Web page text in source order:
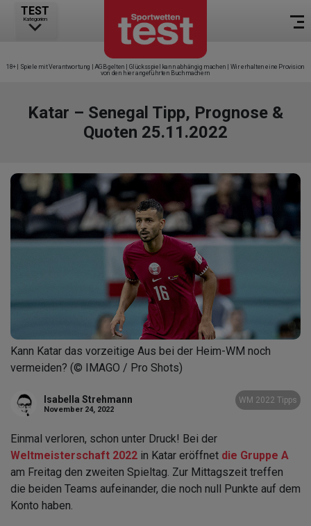
TEST
Kategorien
18+ | Spiele mit Verantwortung | AGB gelten | Glücksspiel kann abhängig machen | Wir erhalten eine Provision
von den hier angeführten Buchmachern
Katar – Senegal Tipp, Prognose &
Quoten 25.11.2022
Kann Katar das vorzeitige Aus bei der Heim-WM noch
vermeiden? (© IMAGO / Pro Shots)
Isabella Strehmann
November 24, 2022
WM 2022 Tipps
Einmal verloren, schon unter Druck! Bei der
Weltmeisterschaft 2022 in Katar eröffnet die Gruppe A
am Freitag den zweiten Spieltag. Zur Mittagszeit treffen
die beiden Teams aufeinander, die noch null Punkte auf dem
Konto haben.